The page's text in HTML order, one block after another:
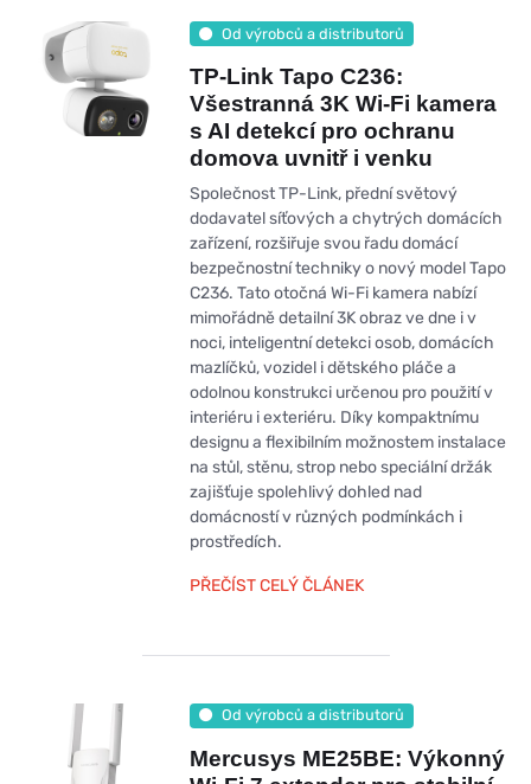
Od výrobců a distributorů
TP-Link Tapo C236:
Všestranná 3K Wi-Fi kamera
s AI detekcí pro ochranu
domova uvnitř i venku
Společnost TP-Link, přední světový
dodavatel síťových a chytrých domácích
zařízení, rozšiřuje svou řadu domácí
bezpečnostní techniky o nový model Tapo
C236. Tato otočná Wi-Fi kamera nabízí
mimořádně detailní 3K obraz ve dne i v
noci, inteligentní detekci osob, domácích
mazlíčků, vozidel i dětského pláče a
odolnou konstrukci určenou pro použití v
interiéru i exteriéru. Díky kompaktnímu
designu a flexibilním možnostem instalace
na stůl, stěnu, strop nebo speciální držák
zajišťuje spolehlivý dohled nad
domácností v různých podmínkách i
prostředích.
PŘEČÍST CELÝ ČLÁNEK
Od výrobců a distributorů
Mercusys ME25BE: Výkonný